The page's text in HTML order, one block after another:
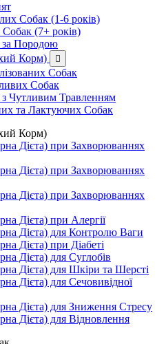
Собак (1-6 років)
(7+ років)
Породою
Корм)

Собак
Собак
Чутливим Травленням
та Лактуючих Собак
Корм)
Дієта) при Захворюваннях
Дієта) при Захворюваннях
Дієта) при Захворюваннях
Дієта) при Алергії
Дієта) для Контролю Ваги
Дієта) при Діабеті
Дієта) для Суглобів
Дієта) для Шкіри та Шерсті
Дієта) для Сечовивідної
Дієта) для Зниження Стресу
Дієта) для Відновлення